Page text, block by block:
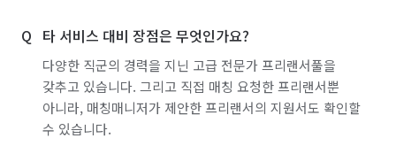
타 서비스 대비 장점은 무엇인가요?
다양한 직군의 경력을 지닌 고급 전문가 프리랜서풀을
갖추고 있습니다. 그리고 직접 매칭 요청한 프리랜서뿐
아니라, 매칭매니저가 제안한 프리랜서의 지원서도 확인할
수 있습니다.